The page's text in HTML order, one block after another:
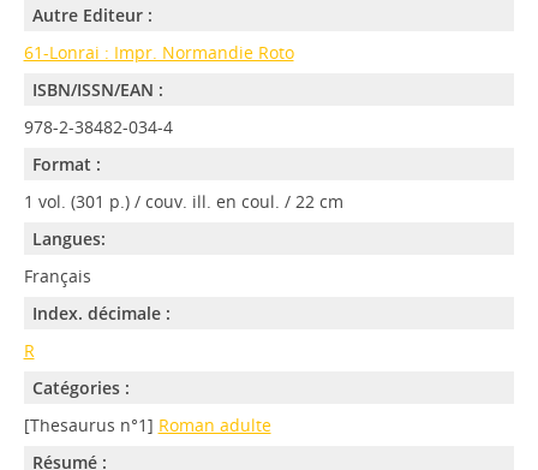
Autre Editeur :
61-Lonrai : Impr. Normandie Roto
ISBN/ISSN/EAN :
978-2-38482-034-4
Format :
1 vol. (301 p.) / couv. ill. en coul. / 22 cm
Langues:
Français
Index. décimale :
R
Catégories :
[Thesaurus n°1] Roman adulte
Résumé :